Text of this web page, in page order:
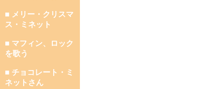
■ メリー・クリスマ
ス・ミネット
■ マフィン、ロック
を歌う
■ チョコレート・ミ
ネットさん